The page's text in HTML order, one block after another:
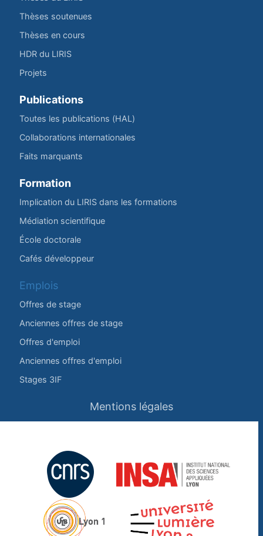
Thèses soutenues
Thèses en cours
HDR du LIRIS
Projets
Publications
Toutes les publications (HAL)
Collaborations internationales
Faits marquants
Formation
Implication du LIRIS dans les formations
Médiation scientifique
École doctorale
Cafés développeur
Emplois
Offres de stage
Anciennes offres de stage
Offres d'emploi
Anciennes offres d'emploi
Stages 3IF
Mentions légales